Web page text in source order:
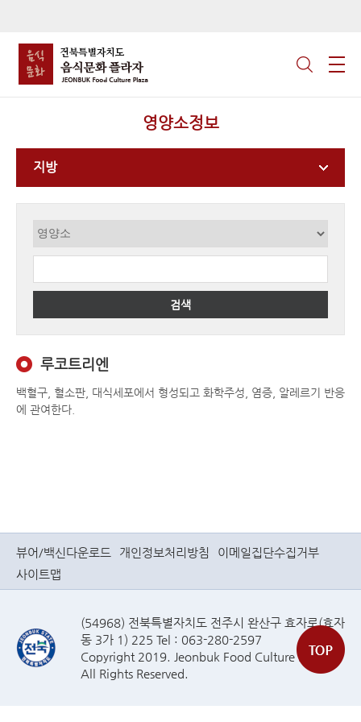
영양소정보
지방
검색
루코트리엔
백혈구, 혈소판, 대식세포에서 형성되고 화학주성, 염증, 알레르기 반응
에 관여한다.
뷰어/백신다운로드 개인정보처리방침
이메일집단수집거부
사이트맵
(54968) 전북특별자치도 전주시 완산구 효자로(효자
동 3가 1) 225 Tel : 063-280-2597
Copyright 2019. Jeonbuk Food Culture Plaza
All Rights Reserved.